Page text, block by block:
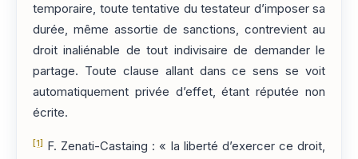
temporaire, toute tentative du testateur d’imposer sa
durée, même assortie de sanctions, contrevient au
droit inaliénable de tout indivisaire de demander le
partage. Toute clause allant dans ce sens se voit
automatiquement privée d’effet, étant réputée non
écrite.
[1]
F. Zenati-Castaing : « la liberté d’exercer ce droit,